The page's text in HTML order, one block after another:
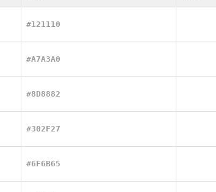
#121110
#A7A3A0
#8D8882
#302F27
#6F6B65